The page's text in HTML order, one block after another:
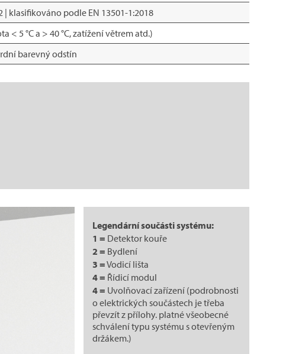
| klasifikováno podle EN 13501-1:2018
5 °C a > 40 °C, zatížení větrem atd.)
barevný odstín
Legendární součásti systému:
1 = Detektor kouře
2 = Bydlení
3 =Vodicí lišta
4 = Řídicí modul
4 = Uvolňovací zařízení (podrobnosti
o elektrických součástech je třeba
převzít z přílohy. platné všeobecné
schválení typu systému s otevřeným
držákem.)